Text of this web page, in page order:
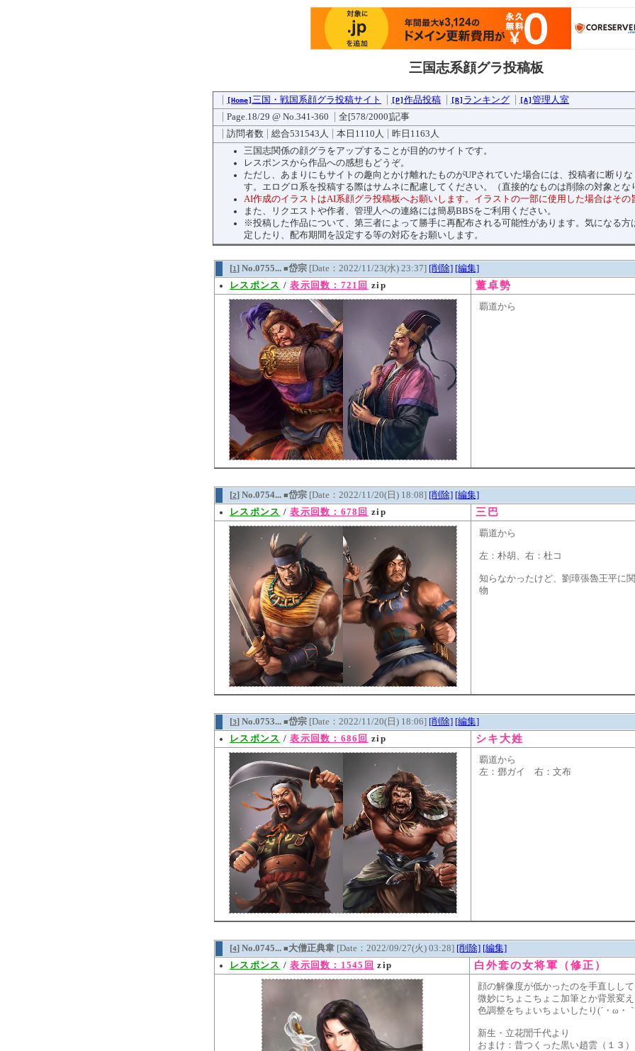
三国志系顔グラ投稿板
[Home]三国・戦国系顔グラ投稿サイト [P]作品投稿 [R] ランキング [A]管理人室
Page.18/29 @ No.341-360
全[578/2000]記事
訪問者数
総合531543人 本日1110人
昨日1163人
三国志関係の顔グラをアップすることが目的のサイトです。
レスポンスから作品への感想もどうぞ。
ただし、あまりにもサイトの趣向とかけ離れたものがUPされていた場合には、投稿者に断り
す。エログロ系を投稿する際はサムネに配慮してください。（直接的なものは削除の対象とな
AI作成のイラストはAI系顔グラ投稿板へお願いします。イラストの一部に使用した場合はその
また、リクエストや作者、管理人への連絡には簡易BBSをご利用ください。
※投稿した作品について、第三者によって勝手に再配布される可能性があります。気になる方
定したり、配布期間を設定する等の対応をお願いします。
[1] No.0755... ■岱宗 [Date：2022/11/23(水) 23:37] [削除] [編集]
レスポンス /表示回数：721回 zip 董卓勢
覇道から
[2] No.0754... ■岱宗 [Date：2022/11/20(日) 18:08] [削除] [編集]
レスポンス /表示回数：678回 zip 三巴
覇道から
左：朴胡、右：杜コ
知らなかったけど、劉璋張魯王平に
物
[3] No.0753... ■岱宗 [Date：2022/11/20(日) 18:06] [削除] [編集]
レスポンス /表示回数：686回 zip シキ大姓
覇道から
左：鄧ガイ 右：文布
[4] No.0745... ■大僧正典韋 [Date：2022/09/27(火) 03:28] [削除] [編集]
レスポンス /表示回数：1545回 zip 白外套の女将軍（修正）
顔の解像度が低かったのを手直しして
微妙にちょこちょこ加筆とか背景変え
色調整をちょいちょいしたり(´・ω・
新生・立花誾千代より
おまけ：昔つくった黒い趙雲（１３）